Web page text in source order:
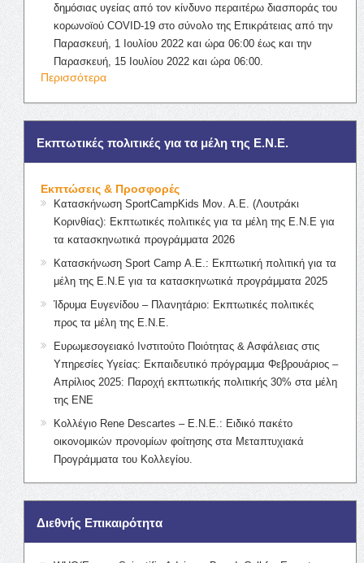
δημόσιας υγείας από τον κίνδυνο περαιτέρω διασποράς του
κορωνοϊού COVID-19 στο σύνολο της Επικράτειας από την
Παρασκευή, 1 Ιουλίου 2022 και ώρα 06:00 έως και την
Παρασκευή, 15 Ιουλίου 2022 και ώρα 06:00.
Περισσότερα
Εκπτωτικές πολιτικές για τα μέλη της Ε.Ν.Ε.
Εκπτώσεις & Προσφορές
Κατασκήνωση SportCampKids Μον. Α.Ε. (Λουτράκι
Κορινθίας): Εκπτωτικές πολιτικές για τα μέλη της Ε.Ν.Ε για
τα κατασκηνωτικά προγράμματα 2026
Κατασκήνωση Sport Camp Α.Ε.: Εκπτωτική πολιτική για τα
μέλη της Ε.Ν.Ε για τα κατασκηνωτικά προγράμματα 2025
Ίδρυμα Ευγενίδου – Πλανητάριο: Εκπτωτικές πολιτικές
προς τα μέλη της Ε.Ν.Ε.
Ευρωμεσογειακό Ινστιτούτο Ποιότητας & Ασφάλειας στις
Υπηρεσίες Υγείας: Εκπαιδευτικό πρόγραμμα Φεβρουάριος –
Απρίλιος 2025: Παροχή εκπτωτικής πολιτικής 30% στα μέλη
της ΕΝΕ
Κολλέγιο Rene Descartes – Ε.Ν.Ε.: Ειδικό πακέτο
οικονομικών προνομίων φοίτησης στα Μεταπτυχιακά
Προγράμματα του Κολλεγίου.
Διεθνής Επικαιρότητα